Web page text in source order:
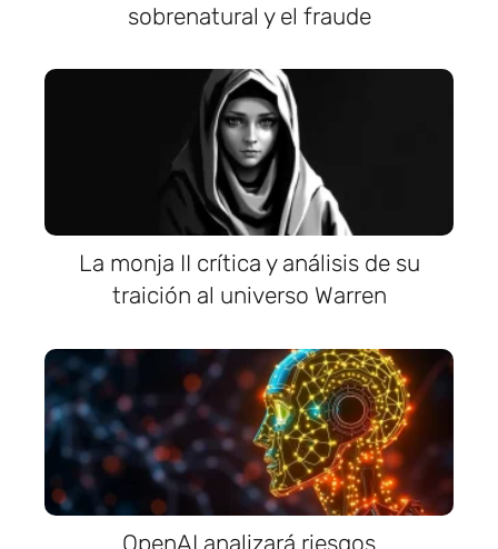
sobrenatural y el fraude
La monja II crítica y análisis de su
traición al universo Warren
OpenAI analizará riesgos